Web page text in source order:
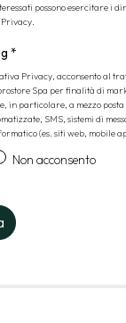
possono esercitare i
*
Privacy , acconsento al
Spa per finalità di
in particolare, a mezzo
SMS, sistemi di
(es. siti web, mobile
Non acconsento